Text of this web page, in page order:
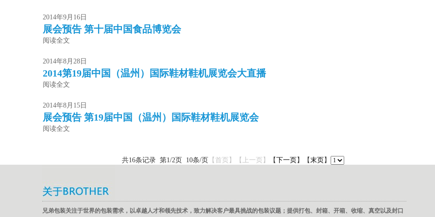
2014年9月16日
展会预告 第十届中国食品博览会
阅读全文
2014年8月28日
2014第19届中国（温州）国际鞋材鞋机展览会大直播
阅读全文
2014年8月15日
展会预告 第19届中国（温州）国际鞋材鞋机展览会
阅读全文
共16条记录 第1/2页 10条/页 【首页】【上一页】 【下一页 】【末页 】
兄弟包装关注于世界的包装需求，以卓越人才和领先技术，致力解决客户最具挑战的包装议题；提供打包、封箱、开箱、收缩、真空以及封口